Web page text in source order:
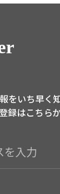
をいち早く
録はこちら